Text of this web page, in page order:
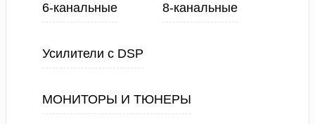
6-канальные 8-канальные
Усилители с DSP
МОНИТОРЫ И ТЮНЕРЫ